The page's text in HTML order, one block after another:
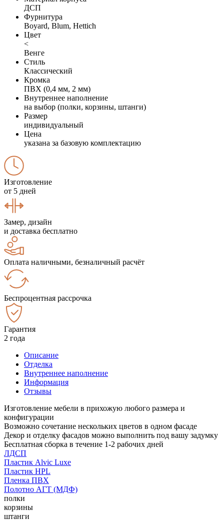
ДСП
Фурнитура
Boyard, Blum, Hettich
Цвет
<
Венге
Стиль
Классический
Кромка
ПВХ (0,4 мм, 2 мм)
Внутреннее наполнение
на выбор (полки, корзины, штанги)
Размер
индивидуальный
Цена
указана за базовую комплектацию
Изготовление
от 5 дней
Замер, дизайн
и доставка бесплатно
Оплата наличными, безналичный расчёт
Беспроцентная рассрочка
Гарантия
2 года
Описание
Отделка
Внутреннее наполнение
Информация
Отзывы
Изготовление мебели в прихожую любого размера и
конфигурации
Возможно сочетание нескольких цветов в одном фасаде
Декор и отделку фасадов можно выполнить под вашу задумку
Бесплатная сборка в течение 1-2 рабочих дней
ЛДСП
Пластик Alvic Luxe
Пластик HPL
Пленка ПВХ
Полотно АГТ (МДФ)
полки
корзины
штанги